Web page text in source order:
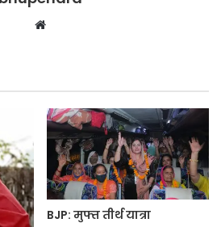
Website
BJP: मुफ्त तीर्थ यात्रा